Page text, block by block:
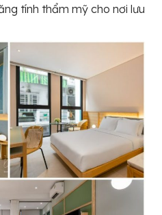
tính thẩm mỹ cho nơi lưu